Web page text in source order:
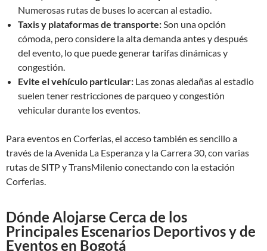
Numerosas rutas de buses lo acercan al estadio.
Taxis y plataformas de transporte:Son una opción
cómoda, pero considere la alta demanda antes y después
del evento, lo que puede generar tarifas dinámicas y
congestión.
Evite el vehículo particular: Las zonas aledañas al estadio
suelen tener restricciones de parqueo y congestión
vehicular durante los eventos.
Para eventos en Corferias, el acceso también es sencillo a
través de la Avenida La Esperanza y la Carrera 30, con varias
rutas de SITP y TransMilenio conectando con la estación
Corferias.
Dónde Alojarse Cerca de los
Principales Escenarios Deportivos y de
Eventos en Bogotá